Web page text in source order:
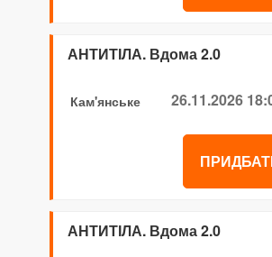
АНТИТІЛА. Вдома 2.0
Кам'янське 26.11.2026
АНТИТІЛА. Вдома 2.0